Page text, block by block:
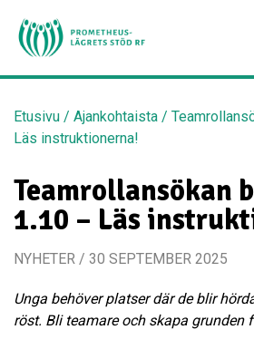
Etusivu / Ajankohtaista /
Läs instruktionerna!
Teamrollansökan
1.10 – Läs
NYHETER / 30 SEPTEMBER 2025
Unga behöver platser där de blir
röst. Bli teamare och skapa grunden